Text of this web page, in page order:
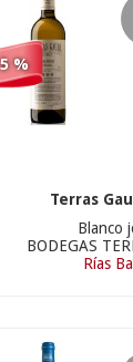
%
Terras
Blanco
BODEGAS
Rías